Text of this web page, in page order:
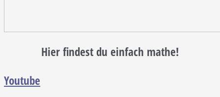
Hier findest du einfach mathe!
Youtube